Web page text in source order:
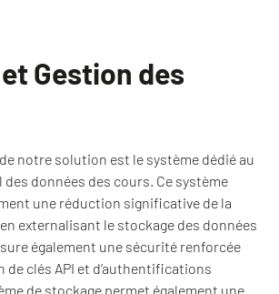
Gestion des
notre solution est le système dédié au
données des cours. Ce système
une réduction significative de la
externalisant le stockage des données
également une sécurité renforcée
de clés API et d’authentifications
de stockage permet également une